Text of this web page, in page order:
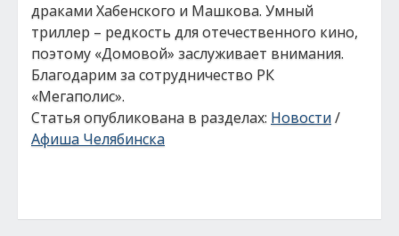
драками Хабенского и Машкова. Умный
триллер – редкость для отечественного кино,
поэтому «Домовой» заслуживает внимания.
Благодарим за сотрудничество РК
«Мегаполис».
Статья опубликована в разделах: Новости/
Афиша Челябинска